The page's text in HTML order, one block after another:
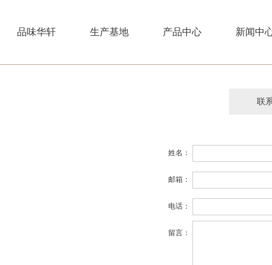
品味华轩 生产基地 产品中心 新闻中
联
姓名：
邮箱：
电话：
留言：